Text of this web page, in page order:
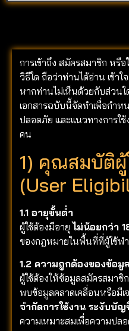
การเข้าถึง สมัครสมาชิก หรือ
วิธีใด ถือว่าท่านได้อ่าน เข้า
หากท่านไม่เห็นด้วยกับส่วน
เอกสารฉบับนี้จัดทำเพื่อกำห
ปลอดภัย และแนวทางการใ
คน
1) คุณสมบัติผู้
(User
1.1 อายุขั้นต่ำ
ผู้ใช้ต้องมีอายุไม่น้อยกว่า
ของกฎหมายในพื้นที่ที่ผู้ใช้พ
1.2 ความถูกต้องของข้อมูล
ผู้ใช้ต้องให้ข้อมูลสมัครสมาชิ
พบข้อมูลคลาดเคลื่อนหรือมีเ
จำกัดการใช้งาน ระงับบั
ความเหมาะสมเพื่อความปล